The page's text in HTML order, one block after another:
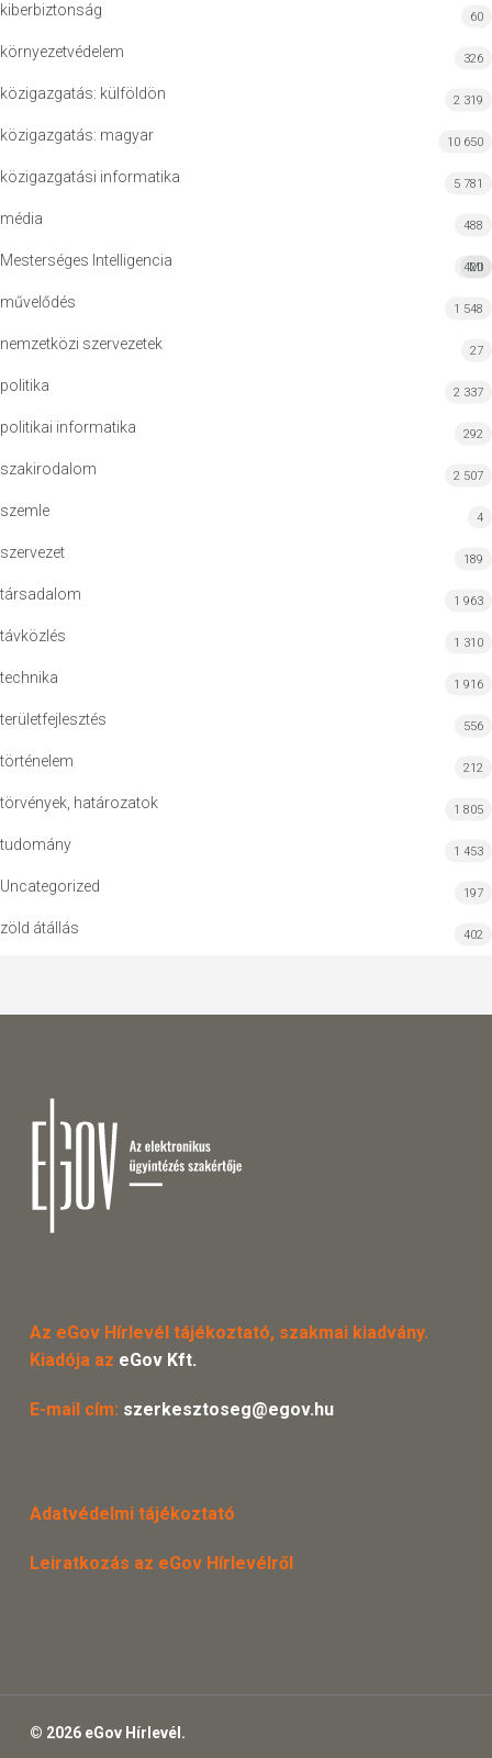
kiberbiztonság 60
környezetvédelem 326
közigazgatás: külföldön 2 319
közigazgatás: magyar 10 650
közigazgatási informatika 5 781
média 488
Mesterséges Intelligencia MI
420
művelődés 1 548
nemzetközi szervezetek 27
politika 2 337
politikai informatika 292
szakirodalom 2 507
szemle 4
szervezet 189
társadalom 1 963
távközlés 1 310
technika 1 916
területfejlesztés 556
történelem 212
törvények, határozatok 1 805
tudomány 1 453
Uncategorized 197
zöld átállás 402
Az eGov Hírlevél tájékoztató, szakmai kiadvány.
Kiadója az eGov Kft.
E-mail cím: szerkesztoseg@egov.hu
Adatvédelmi tájékoztató
Leiratkozás az eGov Hírlevélről
© 2026 eGov Hírlevél.